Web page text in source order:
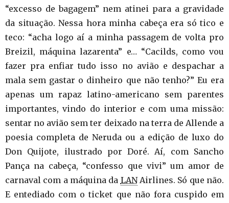
“excesso de bagagem” nem atinei para a gravidade
da situação. Nessa hora minha cabeça era só tico e
teco: “acha logo aí a minha passagem de volta pro
Breizil, máquina lazarenta” e… “Cacilds, como vou
fazer pra enfiar tudo isso no avião e despachar a
mala sem gastar o dinheiro que não tenho?” Eu era
apenas um rapaz latino-americano sem parentes
importantes, vindo do interior e com uma missão:
sentar no avião sem ter deixado na terra de Allende a
poesia completa de Neruda ou a edição de luxo do
Don Quijote, ilustrado por Doré. Aí, com Sancho
Pança na cabeça, “confesso que vivi” um amor de
carnaval com a máquina da LANAirlines. Só que não.
E entediado com o ticket que não fora cuspido em